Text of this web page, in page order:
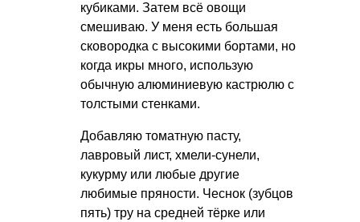
кубиками. Затем всё овощи
смешиваю. У меня есть большая
сковородка с высокими бортами, но
когда икры много, использую
обычную алюминиевую кастрюлю с
толстыми стенками.
Добавляю томатную пасту,
лавровый лист, хмели-сунели,
кукурму или любые другие
любимые пряности. Чеснок (зубцов
пять) тру на средней тёрке или